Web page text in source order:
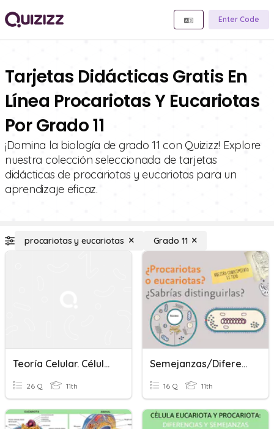
Enter Code
Tarjetas Didácticas Gratis En
Línea Procariotas Y Eucariotas
Por Grado 11
¡Domina la biología de grado 11 con Quizizz! Explore
nuestra colección seleccionada de tarjetas
didácticas de procariotas y eucariotas para un
aprendizaje eficaz.
procariotas y eucariotas Grado 11
Teoría Celular. Células Procariotas Y Eucariotas
26 Q 11th
Semejanzas/Diferencia Entre Las Células Procariotas Y Eucariotas
16 Q 11th